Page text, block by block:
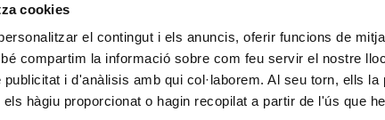
cookies
el contingut i els anuncis, oferir funcions de
compartim la informació sobre com feu servir el nostre
i d'anàlisis amb qui col·laborem. Al seu torn, ells la
hàgiu proporcionat o hagin recopilat a partir de l'ús que
Data de realització:03/28/2019| Data de la darrera actualització:06/10/
Accessibilitat
Correu de contacte Protecció de dades
Bones pràctiques
© Ajuntament de Blanes | Protecció de dades| Avís Legal|Política de
Passeig Dintre 29 | 17300 | Blanes Telèfon: 972 379 300 |
Informació